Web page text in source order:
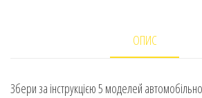
ОПИС
Збери за інструкцією 5 моделей